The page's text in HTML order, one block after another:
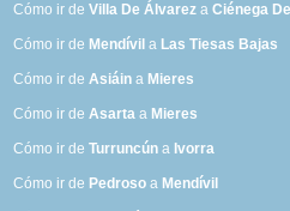
Cómo ir deVilla De Álvarez aCiénega
Cómo ir de Mendívil a Las Tiesas Bajas
Cómo ir deAsiáin a Mieres
Cómo ir deAsarta a Mieres
Cómo ir deTurruncún a Ivorra
Cómo ir de Pedroso a Mendívil